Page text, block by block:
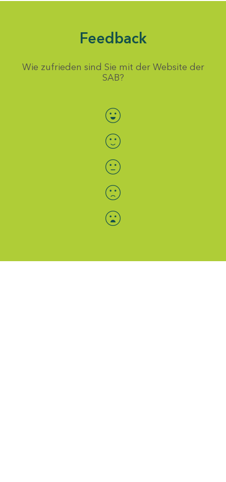
Feedback
Wie zufrieden sind Sie mit der Website der
SAB?
Bewertung auswählen